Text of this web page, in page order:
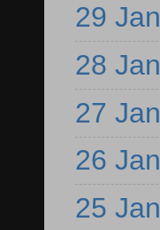
29 Jan
28 Jan
27 Jan
26 Jan
25 Jan